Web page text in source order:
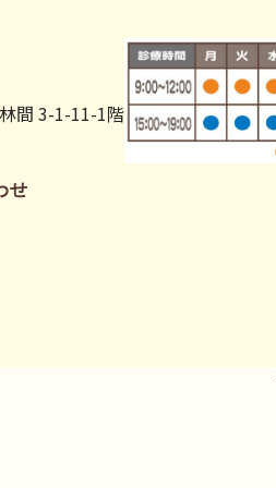
間 3-1-11-1階
せ